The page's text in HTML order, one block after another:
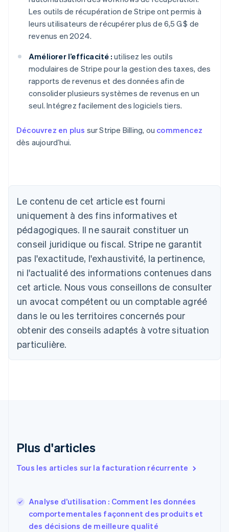
Les outils de récupération de Stripe ont permis à
leurs utilisateurs de récupérer plus de 6,5 G $ de
revenus en 2024.
Améliorer l’efficacité : utilisez les outils
modulaires de Stripe pour la gestion des taxes, des
rapports de revenus et des données afin de
consolider plusieurs systèmes de revenus en un
seul. Intégrez facilement des logiciels tiers.
Découvrez en plus sur Stripe Billing, ou commencez
dès aujourd’hui.
Le contenu de cet article est fourni
uniquement à des fins informatives et
pédagogiques. Il ne saurait constituer un
conseil juridique ou fiscal. Stripe ne garantit
pas l'exactitude, l'exhaustivité, la pertinence,
ni l'actualité des informations contenues dans
cet article. Nous vous conseillons de consulter
un avocat compétent ou un comptable agréé
dans le ou les territoires concernés pour
obtenir des conseils adaptés à votre situation
particulière.
Plus d'articles
Tous les articles sur la facturation récurrente
Analyse d’utilisation : Comment les données
comportementales façonnent des produits et
des décisions de meilleure qualité
Allemagne
DeutschEnglish
Australie
English
Autriche
Deutsch English
Belgique
NederlandsFrançaisDeutschEnglish
Brésil
Bulgarie
English
Canada
EnglishFrançais
Chine continentale
Espagne
Estonie
EnglishEspañol简体中文
Finlande
EnglishSvenska